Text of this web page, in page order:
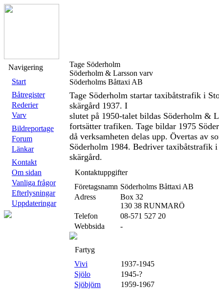
Navigering
Start
Båtregister
Rederier
Varv
Bildreportage
Forum
Länkar
Kontakt
Om sidan
Vanliga frågor
Efterlysningar
Uppdateringar
Tage Söderholm
Söderholm & Larsson varv
Söderholms Båttaxi AB
Tage Söderholm startar taxibåtstrafik i
skärgård 1937. I
slutet på 1950-talet bildas Söderholm &
fortsätter trafiken. Tage bildar 1975
då verksamheten delas upp. Övertas av
Söderholm 1984. Bedriver taxibåtstrafik
skärgård.
Kontaktuppgifter
Företagsnamn Söderholms Båttaxi AB
Adress
Box 32
130 38 RUNMARÖ
Telefon
08-571 527 20
Webbsida
-
Fartyg
Vivi
1937-1945
Sjölo
1945-?
Sjöbjörn
1959-1967